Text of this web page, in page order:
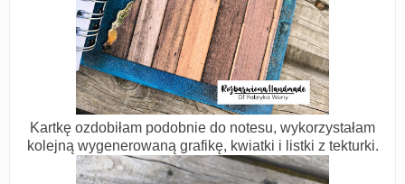
Kartkę ozdobiłam podobnie do notesu, wykorzystałam
kolejną wygenerowaną grafikę, kwiatki i listki z tekturki.